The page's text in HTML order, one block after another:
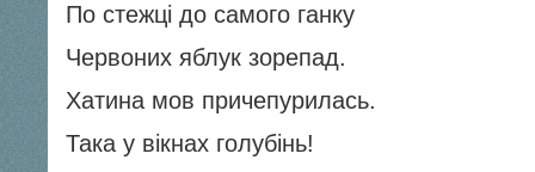
По стежці до самого ганку
Червоних яблук зорепад.
Хатина мов причепурилась.
Така у вікнах голубінь!